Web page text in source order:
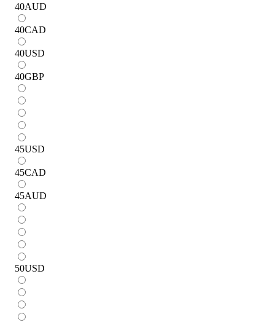
40AUD
40CAD
40USD
40GBP
45USD
45CAD
45AUD
50USD